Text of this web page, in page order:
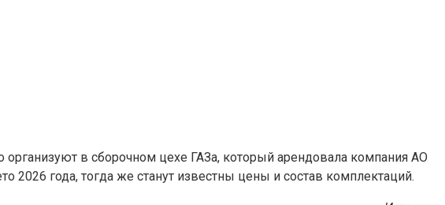
в сборочном цехе ГАЗа, который арендовала компания АО
года, тогда же станут известны цены и состав комплектаций.